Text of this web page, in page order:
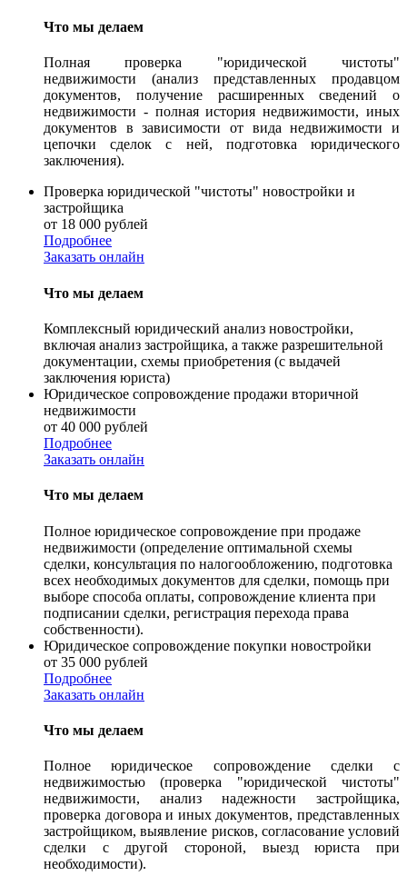
Что мы делаем
Полная проверка "юридической чистоты"
недвижимости (анализ представленных продавцом
документов, получение расширенных сведений о
недвижимости - полная история недвижимости, иных
документов в зависимости от вида недвижимости и
цепочки сделок с ней, подготовка юридического
заключения).
Проверка юридической "чистоты" новостройки и
застройщика
от 18 000 рублей
Подробнее
Заказать онлайн
Что мы делаем
Комплексный юридический анализ новостройки,
включая анализ застройщика, а также разрешительной
документации, схемы приобретения (с выдачей
заключения юриста)
Юридическое сопровождение продажи вторичной
недвижимости
от 40 000 рублей
Подробнее
Заказать онлайн
Что мы делаем
Полное юридическое сопровождение при продаже
недвижимости (определение оптимальной схемы
сделки, консультация по налогообложению, подготовка
всех необходимых документов для сделки, помощь при
выборе способа оплаты, сопровождение клиента при
подписании сделки, регистрация перехода права
собственности).
Юридическое сопровождение покупки новостройки
от 35 000 рублей
Подробнее
Заказать онлайн
Что мы делаем
Полное юридическое сопровождение сделки с
недвижимостью (проверка "юридической чистоты"
недвижимости, анализ надежности застройщика,
проверка договора и иных документов, представленных
застройщиком, выявление рисков, согласование условий
сделки с другой стороной, выезд юриста при
необходимости).